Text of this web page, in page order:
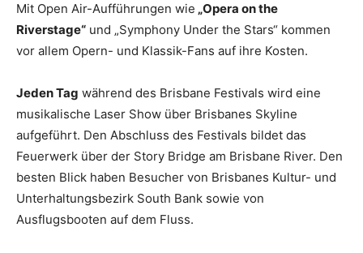
Mit Open Air-Aufführungen wie „Opera on the
Riverstage“ und „Symphony Under the Stars“ kommen
vor allem Opern- und Klassik-Fans auf ihre Kosten.
Jeden Tag während des Brisbane Festivals wird eine
musikalische Laser Show über Brisbanes Skyline
aufgeführt. Den Abschluss des Festivals bildet das
Feuerwerk über der Story Bridge am Brisbane River. Den
besten Blick haben Besucher von Brisbanes Kultur- und
Unterhaltungsbezirk South Bank sowie von
Ausflugsbooten auf dem Fluss.